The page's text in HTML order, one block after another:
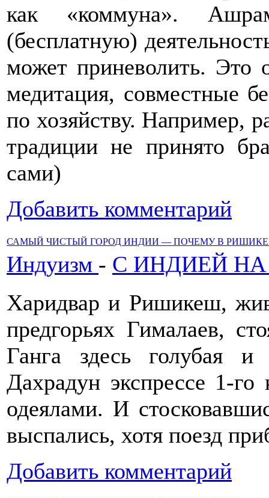
как «коммуна».
(бесплатную)
может приневолить. Это
медитация, совместные
по хозяйству. Например,
традиции не принято
сами)
Добавить комментарий
САМЫЙ ЧИСТЫЙ ГОРОД ИНДИИ — ПОЧЕМУ В
Индуизм - С ИНДИЕЙ
Харидвар и Ришикеш,
предгорьях Гималаев,
Ганга здесь голубая
Дахрадун экспрессе 1-
одеялами. И
выспались, хотя поезд
Добавить комментарий